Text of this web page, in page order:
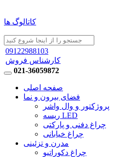
کاتالوگ ها
09122988103
کارشناس فروش
021-36059872
صفحه اصلی
فضای بیرون و نما
پروژکتور و وال واشر
ریسه LED
چراغ دفنی و پارکتی
چراغ خیابانی
مدرن و تزئینی
چراغ دکوراتیو